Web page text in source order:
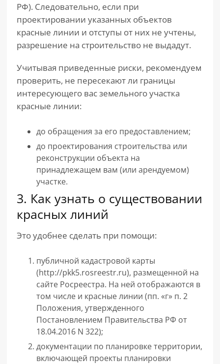
РФ). Следовательно, если при
проектировании указанных объектов
красные линии и отступы от них не учтены,
разрешение на строительство не выдадут.
Учитывая приведенные риски, рекомендуем
проверить, не пересекают ли границы
интересующего вас земельного участка
красные линии:
до обращения за его предоставлением;
до проектирования строительства или
реконструкции объекта на
принадлежащем вам (или арендуемом)
участке.
3. Как узнать о существовании
красных линий
Это удобнее сделать при помощи:
публичной кадастровой карты
(http://pkk5.rosreestr.ru), размещенной на
сайте Росреестра. На ней отображаются в
том числе и красные линии (пп. «г» п. 2
Положения, утвержденного
Постановлением Правительства РФ от
18.04.2016 N 322);
документации по планировке территории,
включающей проекты планировки